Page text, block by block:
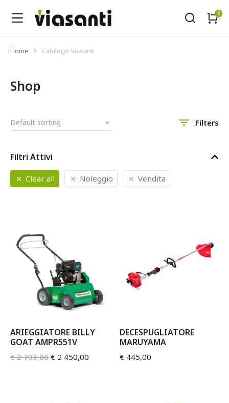
Tu sei qui:
Home Catalogo Viasanti
Shop
Filters
Filtri Attivi
Clear all Noleggio Vendita
ARIEGGIATORE BILLY
GOAT AMPR551V
€2 793,80 € 2 450,00
DECESPUGLIATORE
MARUYAMA
€ 445,00